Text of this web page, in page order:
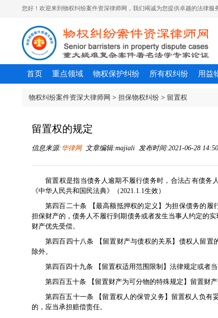
您好！欢迎来到物权纠纷案件资深律师网，我们竭诚为您提供卓越的法律服
首页 重点领域 物权保护纠纷 所有权纠纷 用益
物权纠纷案件资深大律师网 > 担保物权纠纷 > 留置权
留置权的规定
信息来源:华律网文章编辑:majiali 发布时间:2021-06-28
留置权是指当债务人逾期不履行债务时，合法占有债务
《中华人民共和国 民法典》（2021.1.1生效）
第四百二十条 【最高额抵押权的定义】为担保债务的
担保财产的，债务人不履行到期债务或者发生当事人约定的
财产优先受偿。
第四百四十八条 【留置财产与债权的关系】债权人留
除外。
第四百四十九条 【留置权适用范围限制】法律规定或者
第四百五十条 【留置财产为可分物的特殊规定】留置财
第四百五十一条 【留置权人的保管义务】留置权人负有
的，应当承担赔偿责任。